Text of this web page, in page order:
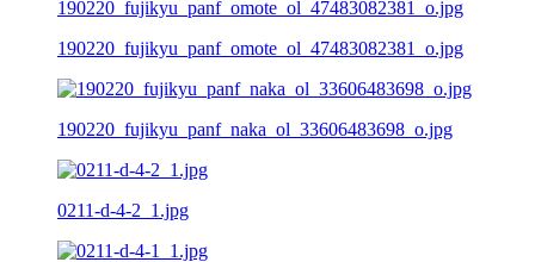
190220_fujikyu_panf_omote_ol_47483082381_o.jpg
190220_fujikyu_panf_naka_ol_33606483698_o.jpg
0211-d-4-2_1.jpg